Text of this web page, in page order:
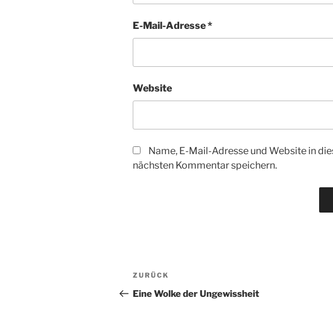
E-Mail-Adresse*
Website
Name, E-Mail-Adresse und Website in
nächsten Kommentar speichern.
Beitragsnavigation
Vorheriger
Beitrag
ZURÜCK
Eine Wolke der Ungewissheit